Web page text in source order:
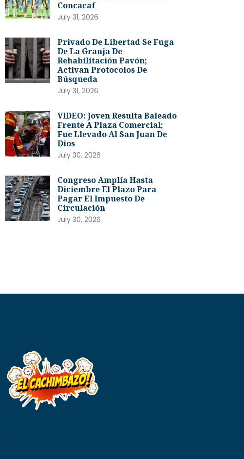
Concacaf
July 31, 2026
Privado De Libertad Se Fuga
De La Granja De
Rehabilitación Pavón;
Activan Protocolos De
Búsqueda
July 31, 2026
VIDEO: Joven Resulta Baleado
Frente A Plaza Comercial;
Fue Llevado Al San Juan De
Dios
July 30, 2026
Congreso Amplía Hasta
Diciembre El Plazo Para
Pagar El Impuesto De
Circulación
July 30, 2026